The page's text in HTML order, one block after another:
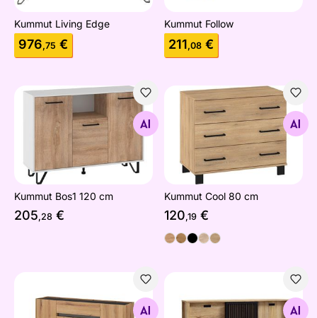
Kummut Living Edge
976,75 €
Kummut Follow
211,08 €
Kummut Bos1 120 cm
Otsi sarnaseid
Kummut Bos1 120 cm
205,28 €
Kummut Cool 80 cm
Otsi sarnaseid
Kummut Cool 80 cm
120,19 €
Kummut City 170 cm
Otsi sarnaseid Otsi sarnaseid